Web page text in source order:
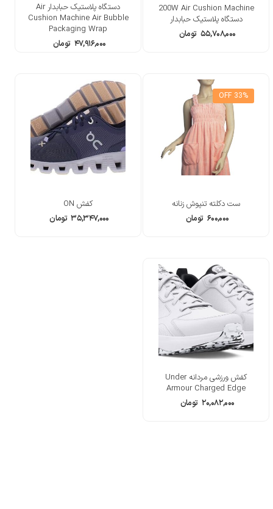
200W Air Cushion Machine
دستگاه پلاستیک حبابدار
۵۵,۷۰۸,۰۰۰ تومان
دستگاه پلاستیک حبابدار Air
Cushion Machine Air Bubble
Packaging Wrap
۴۷,۹۱۶,۰۰۰ تومان
33% OFF
ست دکلته تنپوش زنانه
۶۰۰,۰۰۰ تومان
کفش ON
۳۵,۳۴۷,۰۰۰ تومان
کفش ورزشی مردانه Under
Armour Charged Edge
۲۰,۰۸۲,۰۰۰ تومان